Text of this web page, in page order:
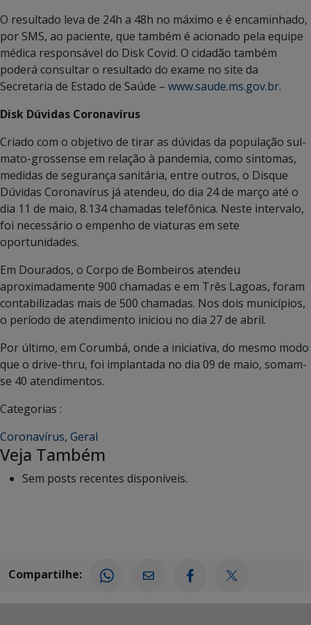
O resultado leva de 24h a 48h no máximo e é encaminhado,
por SMS, ao paciente, que também é acionado pela equipe
médica responsável do Disk Covid. O cidadão também
poderá consultar o resultado do exame no site da
Secretaria de Estado de Saúde – www.saude.ms.gov.br.
Disk Dúvidas Coronavírus
Criado com o objetivo de tirar as dúvidas da população sul-
mato-grossense em relação à pandemia, como sintomas,
medidas de segurança sanitária, entre outros, o Disque
Dúvidas Coronavírus já atendeu, do dia 24 de março até o
dia 11 de maio, 8.134 chamadas telefônica. Neste intervalo,
foi necessário o empenho de viaturas em sete
oportunidades.
Em Dourados, o Corpo de Bombeiros atendeu
aproximadamente 900 chamadas e em Três Lagoas, foram
contabilizadas mais de 500 chamadas. Nos dois municípios,
o período de atendimento iniciou no dia 27 de abril.
Por último, em Corumbá, onde a iniciativa, do mesmo modo
que o drive-thru, foi implantada no dia 09 de maio, somam-
se 40 atendimentos.
Categorias :
Coronavírus, Geral
Veja Também
Sem posts recentes disponíveis.
Compartilhe: